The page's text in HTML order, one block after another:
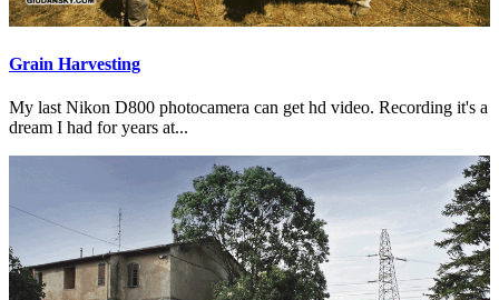
Grain Harvesting
My last Nikon D800 photocamera can get hd video. Recording it's a
dream I had for years at...